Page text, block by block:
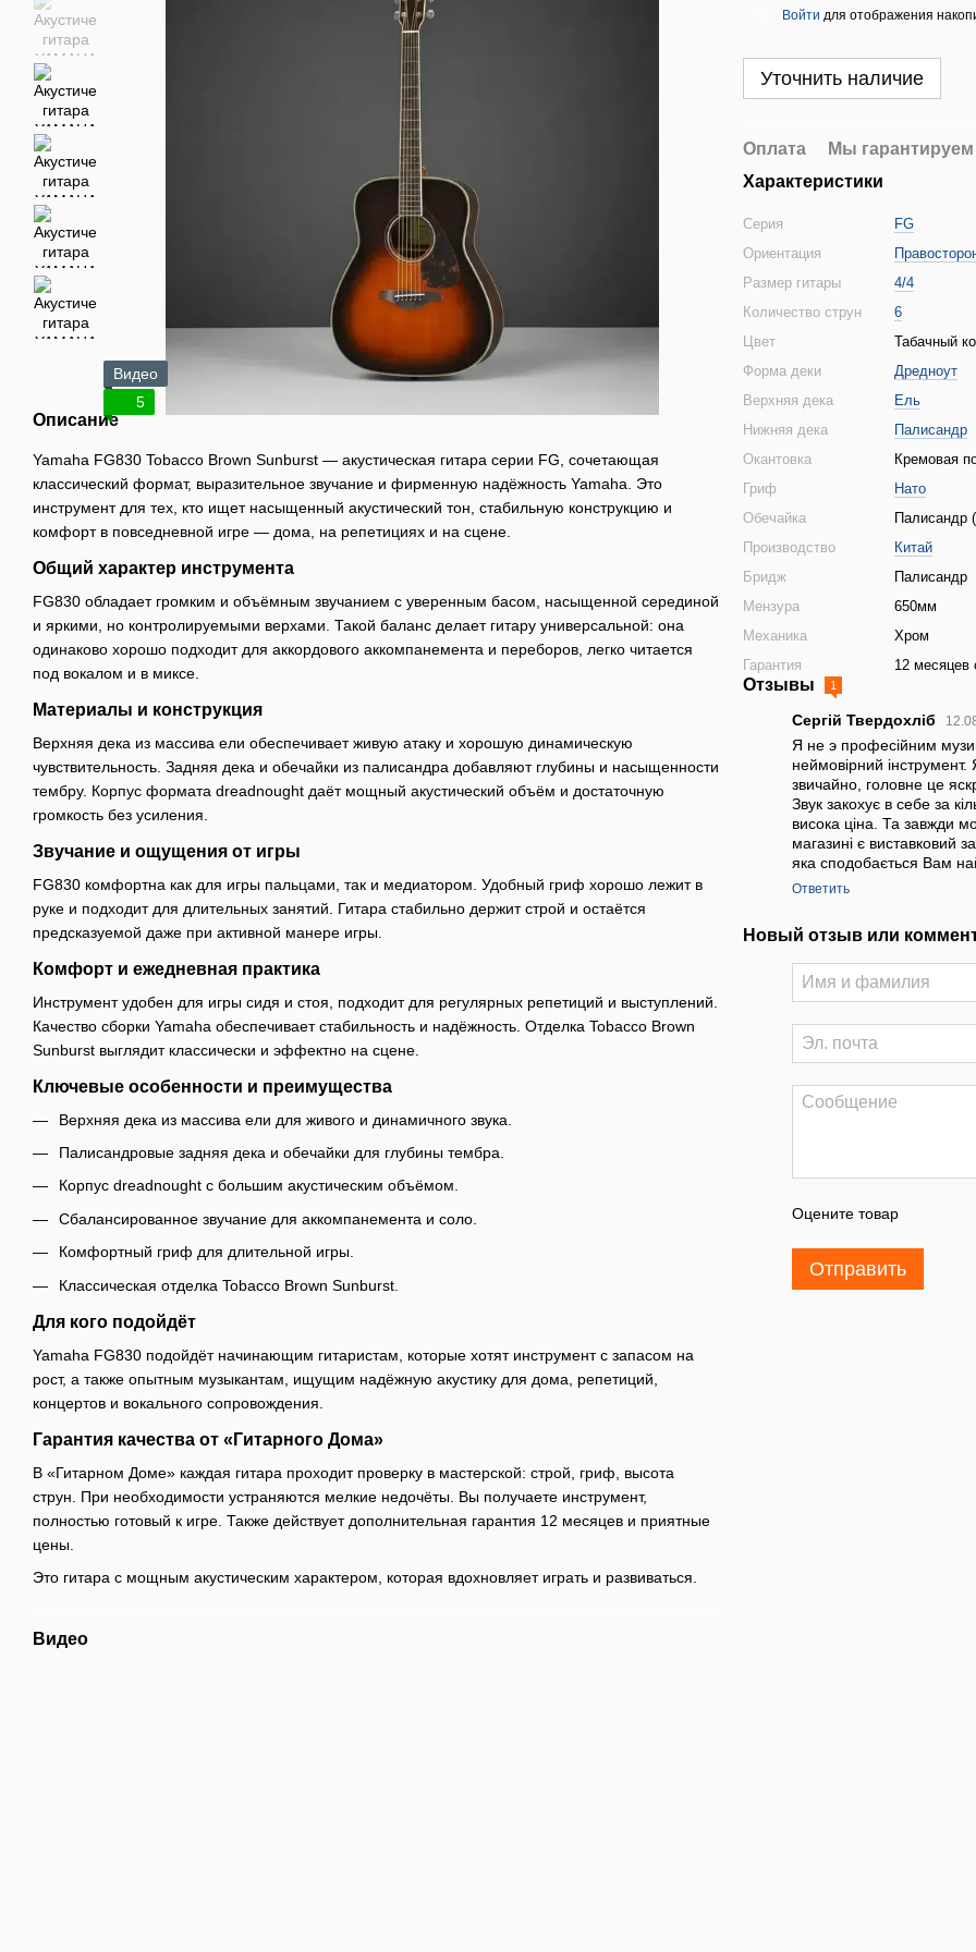
Видео
5
Описание
Yamaha FG830 Tobacco Brown Sunburst — акустическая гитара серии FG, сочетающая
классический формат, выразительное звучание и фирменную надёжность Yamaha. Это
инструмент для тех, кто ищет насыщенный акустический тон, стабильную конструкцию и
комфорт в повседневной игре — дома, на репетициях и на сцене.
Общий характер инструмента
FG830 обладает громким и объёмным звучанием с уверенным басом, насыщенной серединой
и яркими, но контролируемыми верхами. Такой баланс делает гитару универсальной: она
одинаково хорошо подходит для аккордового аккомпанемента и переборов, легко читается
под вокалом и в миксе.
Материалы и конструкция
Верхняя дека из массива ели обеспечивает живую атаку и хорошую динамическую
чувствительность. Задняя дека и обечайки из палисандра добавляют глубины и насыщенности
тембру. Корпус формата dreadnought даёт мощный акустический объём и достаточную
громкость без усиления.
Звучание и ощущения от игры
FG830 комфортна как для игры пальцами, так и медиатором. Удобный гриф хорошо лежит в
руке и подходит для длительных занятий. Гитара стабильно держит строй и остаётся
предсказуемой даже при активной манере игры.
Комфорт и ежедневная практика
Инструмент удобен для игры сидя и стоя, подходит для регулярных репетиций и выступлений.
Качество сборки Yamaha обеспечивает стабильность и надёжность. Отделка Tobacco Brown
Sunburst выглядит классически и эффектно на сцене.
Ключевые особенности и преимущества
Верхняя дека из массива ели для живого и динамичного звука.
Палисандровые задняя дека и обечайки для глубины тембра.
Корпус dreadnought с большим акустическим объёмом.
Сбалансированное звучание для аккомпанемента и соло.
Комфортный гриф для длительной игры.
Классическая отделка Tobacco Brown Sunburst.
Для кого подойдёт
Yamaha FG830 подойдёт начинающим гитаристам, которые хотят инструмент с запасом на
рост, а также опытным музыкантам, ищущим надёжную акустику для дома, репетиций,
концертов и вокального сопровождения.
Гарантия качества от «Гитарного Дома»
В «Гитарном Доме» каждая гитара проходит проверку в мастерской: строй, гриф, высота
струн. При необходимости устраняются мелкие недочёты. Вы получаете инструмент,
полностью готовый к игре. Также действует дополнительная гарантия 12 месяцев и приятные
цены.
Это гитара с мощным акустическим характером, которая вдохновляет играть и развиваться.
Видео
Войти для отображения
Уточнить наличие
Оплата Мы гарантируем
Характеристики
Серия
FG
Ориентация
Размер гитары
4/4
Количество струн
6
Цвет
Табачный
Форма деки
Дредноут
Верхняя дека
Ель
Нижняя дека
Палисандр
Окантовка
Кремовая
Гриф
Нато
Обечайка
Палисандр
Производство
Китай
Бридж
Палисандр
Мензура
650мм
Механика
Хром
Гарантия
12 месяцев
Отзывы 1
Сергій Твердохліб
Я не э професійним
неймовірний
звичайно, головне це
Звук закохує в себе за
висока ціна. Та завжди
магазині є виставковий
яка сподобається Вам
Ответить
Новый отзыв или
Оцените товар
Отправить